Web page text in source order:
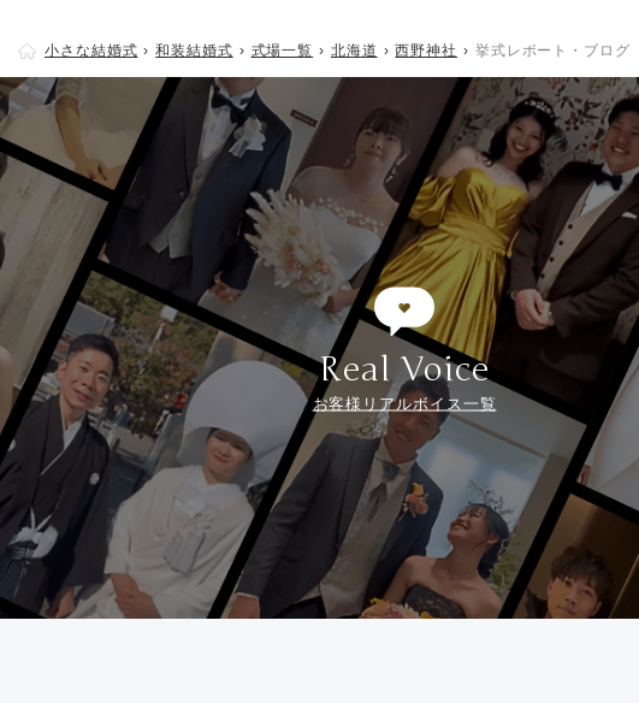
小さな結婚式 和装結婚式 式場一覧 北海道 西野神社 挙式レポート・ブログ
Real Voice
お客様リアルボイス一覧